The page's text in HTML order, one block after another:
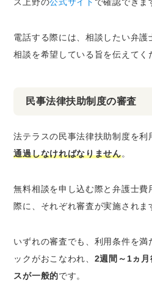
電話する際には、相談したい弁
相談を希望している旨を伝えてく
民事法律扶助制度の審査
法テラスの民事法律扶助制度を利
通過しなければなりません。
無料相談を申し込む際と弁護士費
際に、それぞれ審査が実施されま
いずれの審査でも、利用条件を満
ックがおこなわれ、 2週間～1ヵ
スが一般的です。